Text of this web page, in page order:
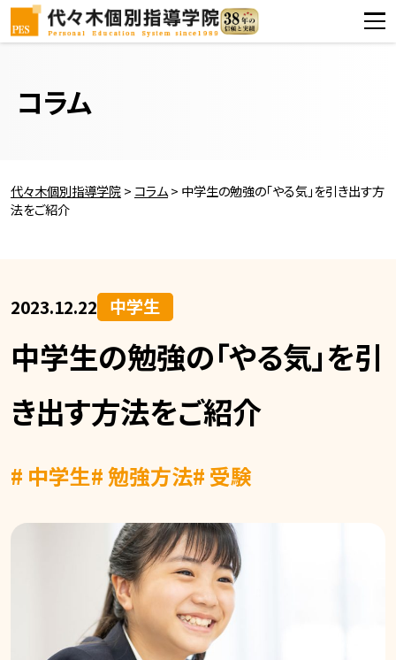
コラム
代々木個別指導学院> コラム> 中学生の勉強の「やる気」を引き出す方
法をご紹介
2023.12.22 中学生
中学生の勉強の「やる気」を引
き出す方法をご紹介
# 中学生# 勉強方法# 受験